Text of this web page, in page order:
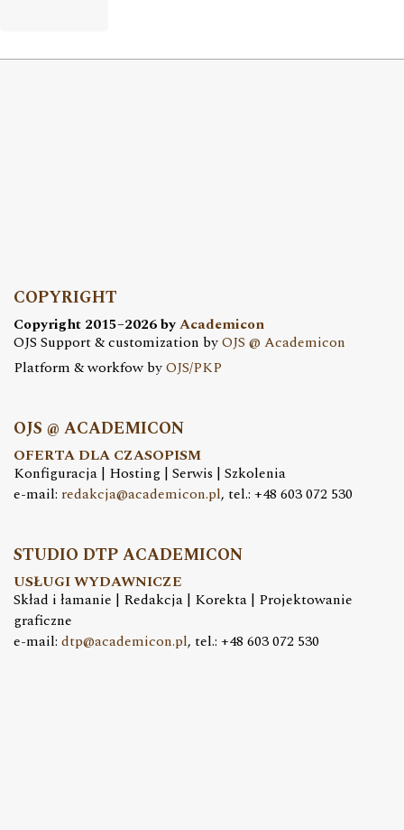
COPYRIGHT
Copyright 2015–2026 byAcademicon
OJS Support & customization byOJS @ Academicon
Platform & workfow byOJS/PKP
OJS @ ACADEMICON
OFERTA DLA CZASOPISM
Konfiguracja | Hosting | Serwis | Szkolenia
e-mail: redakcja@academicon.pl, tel.: +48 603 072 530
STUDIO DTP ACADEMICON
USŁUGI WYDAWNICZE
Skład i łamanie | Redakcja | Korekta | Projektowanie
graficzne
e-mail: dtp@academicon.pl, tel.: +48 603 072 530